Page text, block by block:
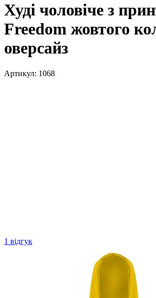
Худі чоловіче з
Freedom жовтого
оверсайз
Артикул: 1068
1 відгук